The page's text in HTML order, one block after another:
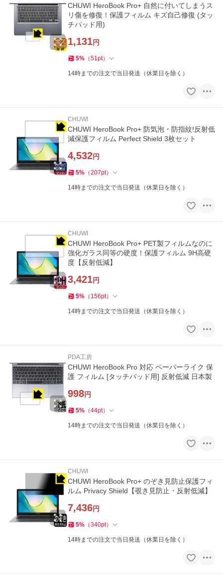
CHUWI HeroBook Pro+ 自然に付いてしまうス
リ傷を修復！保護フィルム キズ自己修復 (タッ
チパッド用)
1,131円
5% （51pt）
14時までの注文で当日発送（休業日を除く）
CHUWI
CHUWI HeroBook Pro+ 防気泡・防指紋!反射低
減保護フィルム Perfect Shield 3枚セット
4,532円
5% （207pt）
14時までの注文で当日発送（休業日を除く）
CHUWI
CHUWI HeroBook Pro+ PET製フィルムなのに
強化ガラス同等の硬度！保護フィルム 9H高硬
度【反射低減】
3,421円
5% （ 156pt）
14時までの注文で当日発送（休業日を除く）
PDA工房
CHUWI HeroBook Pro 対応 ペーパーライク 保
護 フィルム [タッチパッド用] 反射低減 日本製
998円
5% （44pt）
14時までの注文で当日発送（休業日を除く）
CHUWI
CHUWI HeroBook Pro+ のぞき見防止保護フィ
ルム Privacy Shield【覗き見防止・反射低減】
7,436円
5% （340pt）
14時までの注文で当日発送（休業日を除く）